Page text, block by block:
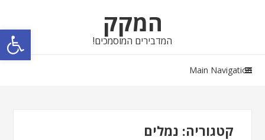
פתח סרגל נגישות המקק
המדבירים המוסמכים!
Main Navigation
קטגוריה: נמלים